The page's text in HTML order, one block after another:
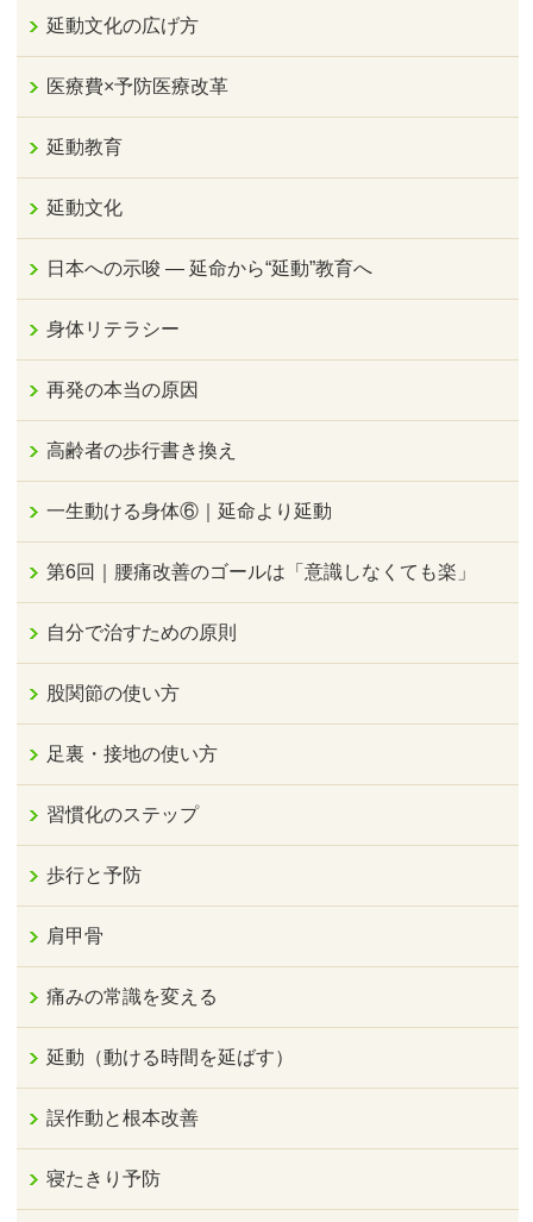
延動文化の広げ方
医療費×予防医療改革
延動教育
延動文化
日本への示唆 ― 延命から“延動”教育へ
身体リテラシー
再発の本当の原因
高齢者の歩行書き換え
一生動ける身体⑥｜延命より延動
第6回｜腰痛改善のゴールは「意識しなくても楽」
自分で治すための原則
股関節の使い方
足裏・接地の使い方
習慣化のステップ
歩行と予防
肩甲骨
痛みの常識を変える
延動（動ける時間を延ばす）
誤作動と根本改善
寝たきり予防